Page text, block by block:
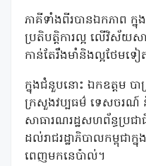
ភាគីទាំងពីរបានឯកភាព ក្
ប្រតិបត្តិការល្អ លើវិស័យស
កាន់តែរឹងមាំនិងល្អថែមទ
ក្នុងជំនួបនោះ ឯកឧត្តម បា
ក្រសួងវប្បធម៌ ទេសចរ
សាធារណរដ្ឋសហព័ន្ធប្រ
ដល់រាជរដ្ឋាភិបាលកម្ពុជាក្
ពេញមកនេប៉ាល់។